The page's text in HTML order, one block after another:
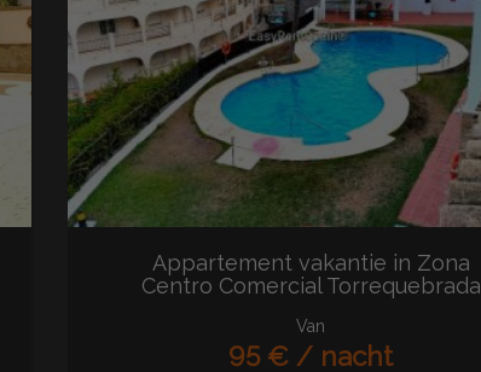
Appartement vakantie in Zona
Centro Comercial Torrequebrada
Van
95 € / nacht